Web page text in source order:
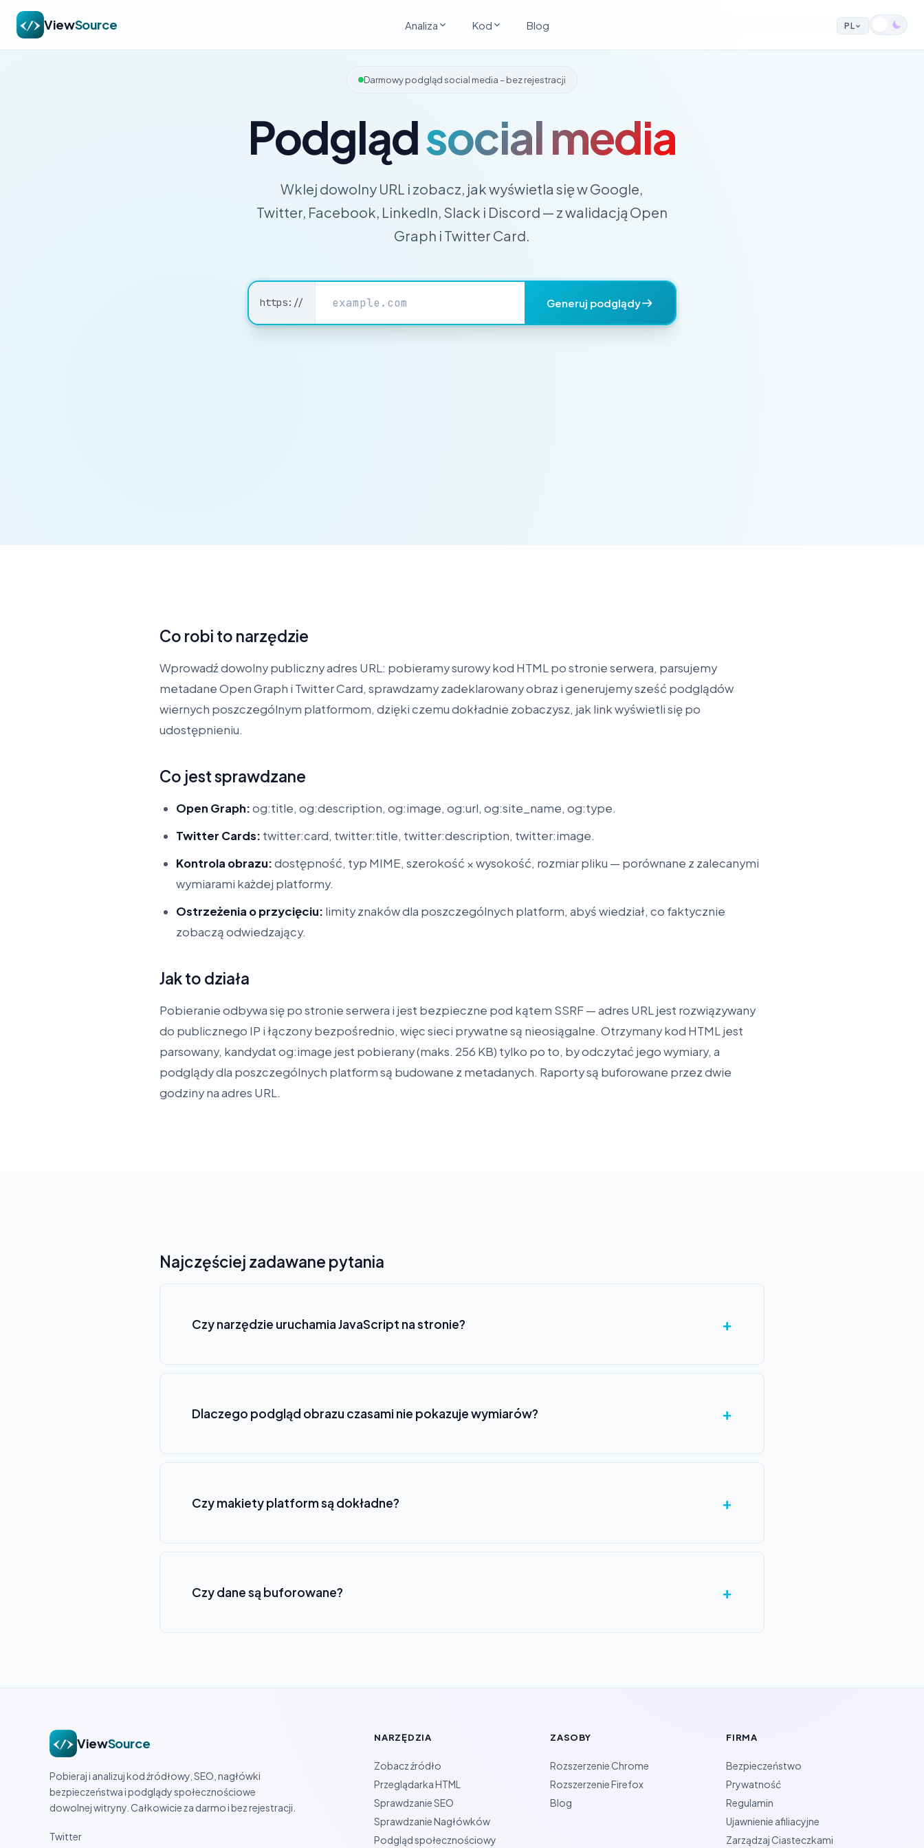
ViewSource Analiza Kod Blog PL
Darmowy podgląd social media – bez rejestracji
Podglądsocial media
Wklej dowolny URL i zobacz, jak wyświetla się w Google,
Twitter, Facebook, LinkedIn, Slack i Discord — z walidacją Open
Graph i Twitter Card.
https:// Generuj podglądy
Co robi to narzędzie
Wprowadź dowolny publiczny adres URL: pobieramy surowy kod HTML po stronie serwera, parsujemy
metadane Open Graph i Twitter Card, sprawdzamy zadeklarowany obraz i generujemy sześć podglądów
wiernych poszczególnym platformom, dzięki czemu dokładnie zobaczysz, jak link wyświetli się po
udostępnieniu.
Co jest sprawdzane
Open Graph:og:title, og:description, og:image, og:url, og:site_name, og:type.
Twitter Cards: twitter:card, twitter:title, twitter:description, twitter:image.
Kontrola obrazu:dostępność, typ MIME, szerokość × wysokość, rozmiar pliku — porównane z zalecanymi
wymiarami każdej platformy.
Ostrzeżenia o przycięciu: limity znaków dla poszczególnych platform, abyś wiedział, co faktycznie
zobaczą odwiedzający.
Jak to działa
Pobieranie odbywa się po stronie serwera i jest bezpieczne pod kątem SSRF — adres URL jest rozwiązywany
do publicznego IP i łączony bezpośrednio, więc sieci prywatne są nieosiągalne. Otrzymany kod HTML jest
parsowany, kandydat og:image jest pobierany (maks. 256 KB) tylko po to, by odczytać jego wymiary, a
podglądy dla poszczególnych platform są budowane z metadanych. Raporty są buforowane przez dwie
godziny na adres URL.
Najczęściej zadawane pytania
Czy narzędzie uruchamia JavaScript na stronie?
Dlaczego podgląd obrazu czasami nie pokazuje wymiarów?
Czy makiety platform są dokładne?
Czy dane są buforowane?
ViewSource
Pobieraj i analizuj kod źródłowy, SEO, nagłówki
bezpieczeństwa i podglądy społecznościowe
dowolnej witryny. Całkowicie za darmo i bez rejestracji.
Twitter
NARZĘDZIA
Zobacz źródło
Przeglądarka HTML
Sprawdzanie SEO
Sprawdzanie Nagłówków
Podgląd społecznościowy
ZASOBY
Rozszerzenie Chrome
Rozszerzenie Firefox
Blog
FIRMA
Bezpieczeństwo
Prywatność
Regulamin
Ujawnienie afiliacyjne
Zarządzaj Ciasteczkami